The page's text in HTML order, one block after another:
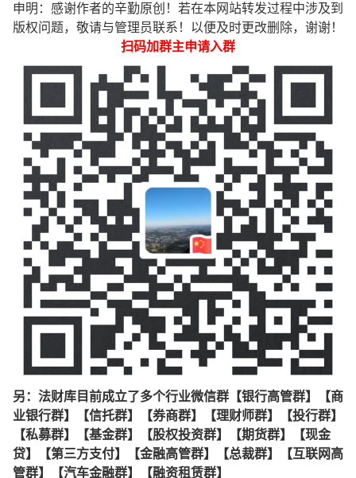
申明：感谢作者的辛勤原创！若在本网站转发过程中涉及到
版权问题，敬请与管理员联系！以便及时更改删除，谢谢！
扫码加群主申请入群
另：法财库目前成立了多个行业微信群【银行高管群】【商
业银行群】【信托群】【券商群】【理财师群】【投行群】
【私募群】【基金群】【股权投资群】【期货群】【现金
贷】【第三方支付】【金融高管群】【总裁群】【互联网高
管群】【汽车金融群】【融资租赁群】